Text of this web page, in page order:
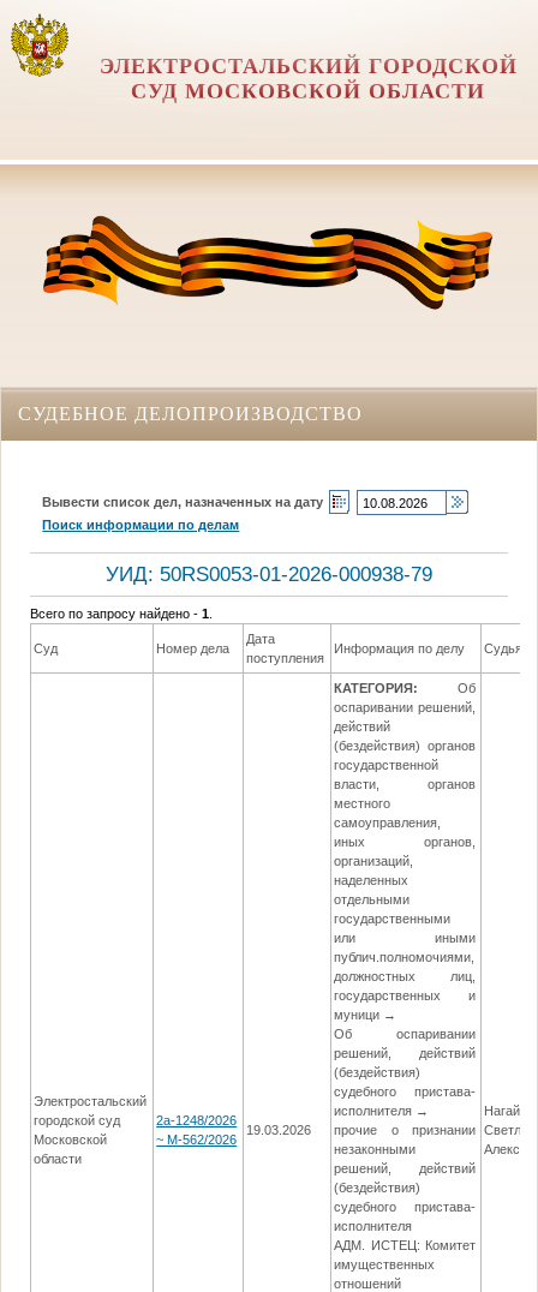
ЭЛЕКТРОСТАЛЬСКИЙ ГОРОДСКОЙ
СУД МОСКОВСКОЙ ОБЛАСТИ
СУДЕБНОЕ ДЕЛОПРОИЗВОДСТВО
Вывести список дел, назначенных на дату
Поиск информации по делам
УИД: 50RS0053-01-2026-000938-79
Всего по запросу найдено -1
Суд Номер дела
Дата
поступления
Информация по делу Судья
Электростальский
городской суд
Московской
области
2а-1248/2026
~ М-562/2026
19.03.2026
КАТЕГОРИЯ:
Об
оспаривании решений,
действий
(бездействия) органов
государственной
власти, органов
местного
самоуправления,
иных органов,
организаций,
наделенных
отдельными
государственными
или иными
публич.полномочиями,
должностных лиц,
государственных и
муници →
Об оспаривании
решений, действий
(бездействия)
судебного пристава-
исполнителя →
прочие о признании
незаконными
решений, действий
(бездействия)
судебного пристава-
исполнителя
АДМ. ИСТЕЦ: Комитет
имущественных
отношений